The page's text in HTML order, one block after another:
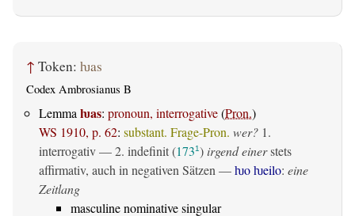
↑ Token: ƕas
Codex Ambrosianus B
Lemmaƕas: pronoun, interrogative(Pron.)
WS 1910, p. 62: substant. Frage-Pron. wer? 1.
interrogativ— 2. indefinit(1731) irgend einerstets
affirmativ, auch in negativen Sätzen —ƕo ƕeilo: eine
Zeitlang
masculine nominative singular